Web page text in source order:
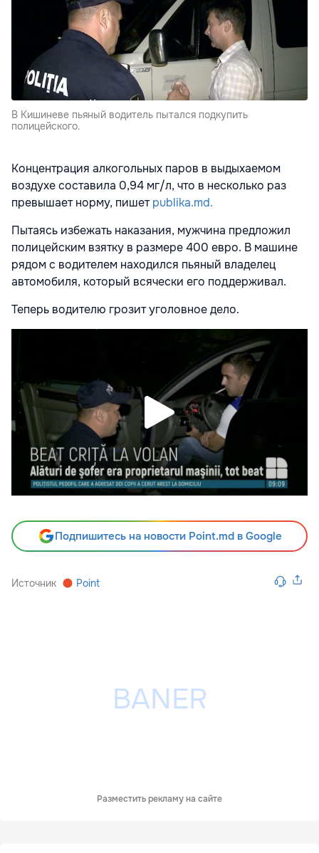
В Кишиневе пьяный водитель пытался подкупить
полицейского.
Концентрация алкогольных паров в выдыхаемом
воздухе составила 0,94 мг/л, что в несколько раз
превышает норму, пишетpublika.md.
Пытаясь избежать наказания, мужчина предложил
полицейским взятку в размере 400 евро. В машине
рядом с водителем находился пьяный владелец
автомобиля, который всячески его поддерживал.
Теперь водителю грозит уголовное дело.
Подпишитесь на новости Point.md в Google
Источник Point
Разместить рекламу на сайте